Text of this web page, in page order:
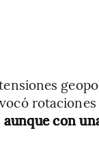
con